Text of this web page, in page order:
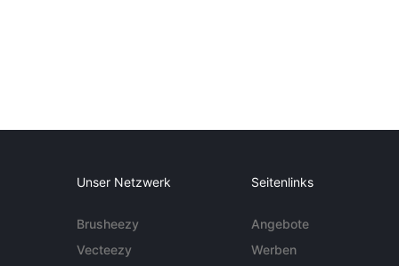
Unser Netzwerk
Brusheezy
Vecteezy
Seitenlinks
Angebote
Werben